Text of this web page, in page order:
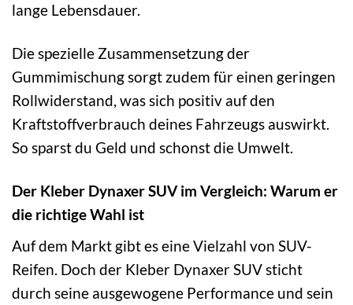
lange Lebensdauer.
Die spezielle Zusammensetzung der
Gummimischung sorgt zudem für einen geringen
Rollwiderstand, was sich positiv auf den
Kraftstoffverbrauch deines Fahrzeugs auswirkt.
So sparst du Geld und schonst die Umwelt.
Der Kleber Dynaxer SUV im Vergleich: Warum er
die richtige Wahl ist
Auf dem Markt gibt es eine Vielzahl von SUV-
Reifen. Doch der Kleber Dynaxer SUV sticht
durch seine ausgewogene Performance und sein